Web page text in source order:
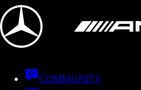
COMMUNITY